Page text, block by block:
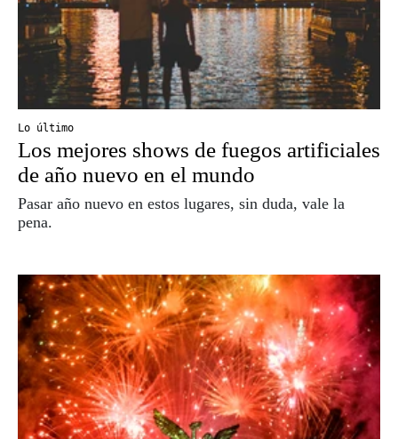
Lo último
Los mejores shows de fuegos artificiales
de año nuevo en el mundo
Pasar año nuevo en estos lugares, sin duda, vale la
pena.